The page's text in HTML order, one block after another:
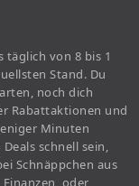
täglich von 8 bis 1
Stand. Du
noch dich
Rabattaktionen und
Minuten
schnell sein,
Schnäppchen aus
oder